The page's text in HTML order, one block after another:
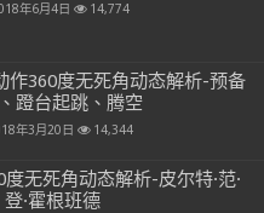
年6月4日 14,774
作360度无死角动态解析-预备
蹬台起跳、腾空
年3月20日 14,344
无死角动态解析-皮尔特·范·
登·霍根班德